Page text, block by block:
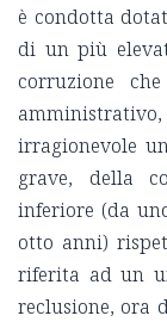
è condotta
di un più
corruzione
irragionevole
grave, della
inferiore (da
otto anni)
riferita ad un
reclusione, ora